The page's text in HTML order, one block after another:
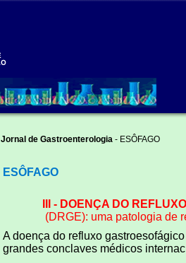
Jornal de Gastroenterologia - ESÔFAGO
ESÔFAGO
III - DOENÇA DO
(DRGE): uma patologia de
A doença do refluxo
grandes conclaves médicos